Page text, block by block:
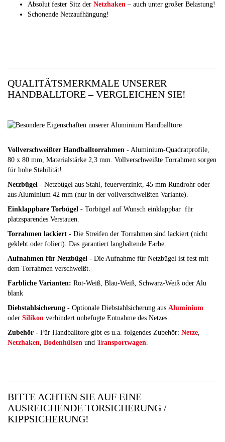
Absolut fester Sitz der Netzhaken – auch unter großer Belastung!
Schonende Netzaufhängung!
QUALITÄTSMERKMALE UNSERER
HANDBALLTORE – VERGLEICHEN SIE!
Vollverschweißter Handballtorrahmen - Aluminium-Quadratprofile,
80 x 80 mm, Materialstärke 2,3 mm. Vollverschweißte Torrahmen sorgen
für hohe Stabilität!
Netzbügel - Netzbügel aus Stahl, feuerverzinkt, 45 mm Rundrohr oder
aus Aluminium 42 mm (nur in der vollverschweißten Variante).
Einklappbare Torbügel - Torbügel auf Wunsch einklappbar für
platzsparendes Verstauen.
Torrahmen lackiert - Die Streifen der Torrahmen sind lackiert (nicht
geklebt oder foliert). Das garantiert langhaltende Farbe.
Aufnahmen für Netzbügel - Die Aufnahme für Netzbügel ist fest mit
dem Torrahmen verschweißt.
Farbliche Varianten: Rot-Weiß, Blau-Weiß, Schwarz-Weiß oder Alu
blank
Diebstahlsicherung - Optionale Diebstahlsicherung aus Aluminium
oder Silikon verhindert unbefugte Entnahme des Netzes.
Zubehör - Für Handballtore gibt es u.a. folgendes Zubehör: Netze
Netzhaken Bodenhülsen und Transportwagen
BITTE ACHTEN SIE AUF EINE
AUSREICHENDE TORSICHERUNG /
KIPPSICHERUNG!